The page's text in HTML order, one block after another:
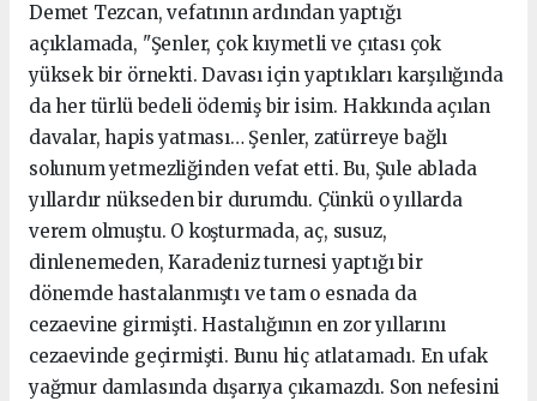
Demet Tezcan, vefatının ardından yaptığı
açıklamada, "Şenler, çok kıymetli ve çıtası çok
yüksek bir örnekti. Davası için yaptıkları karşılığında
da her türlü bedeli ödemiş bir isim. Hakkında açılan
davalar, hapis yatması… Şenler, zatürreye bağlı
solunum yetmezliğinden vefat etti. Bu, Şule ablada
yıllardır nükseden bir durumdu. Çünkü o yıllarda
verem olmuştu. O koşturmada, aç, susuz,
dinlenemeden, Karadeniz turnesi yaptığı bir
dönemde hastalanmıştı ve tam o esnada da
cezaevine girmişti. Hastalığının en zor yıllarını
cezaevinde geçirmişti. Bunu hiç atlatamadı. En ufak
yağmur damlasında dışarıya çıkamazdı. Son nefesini